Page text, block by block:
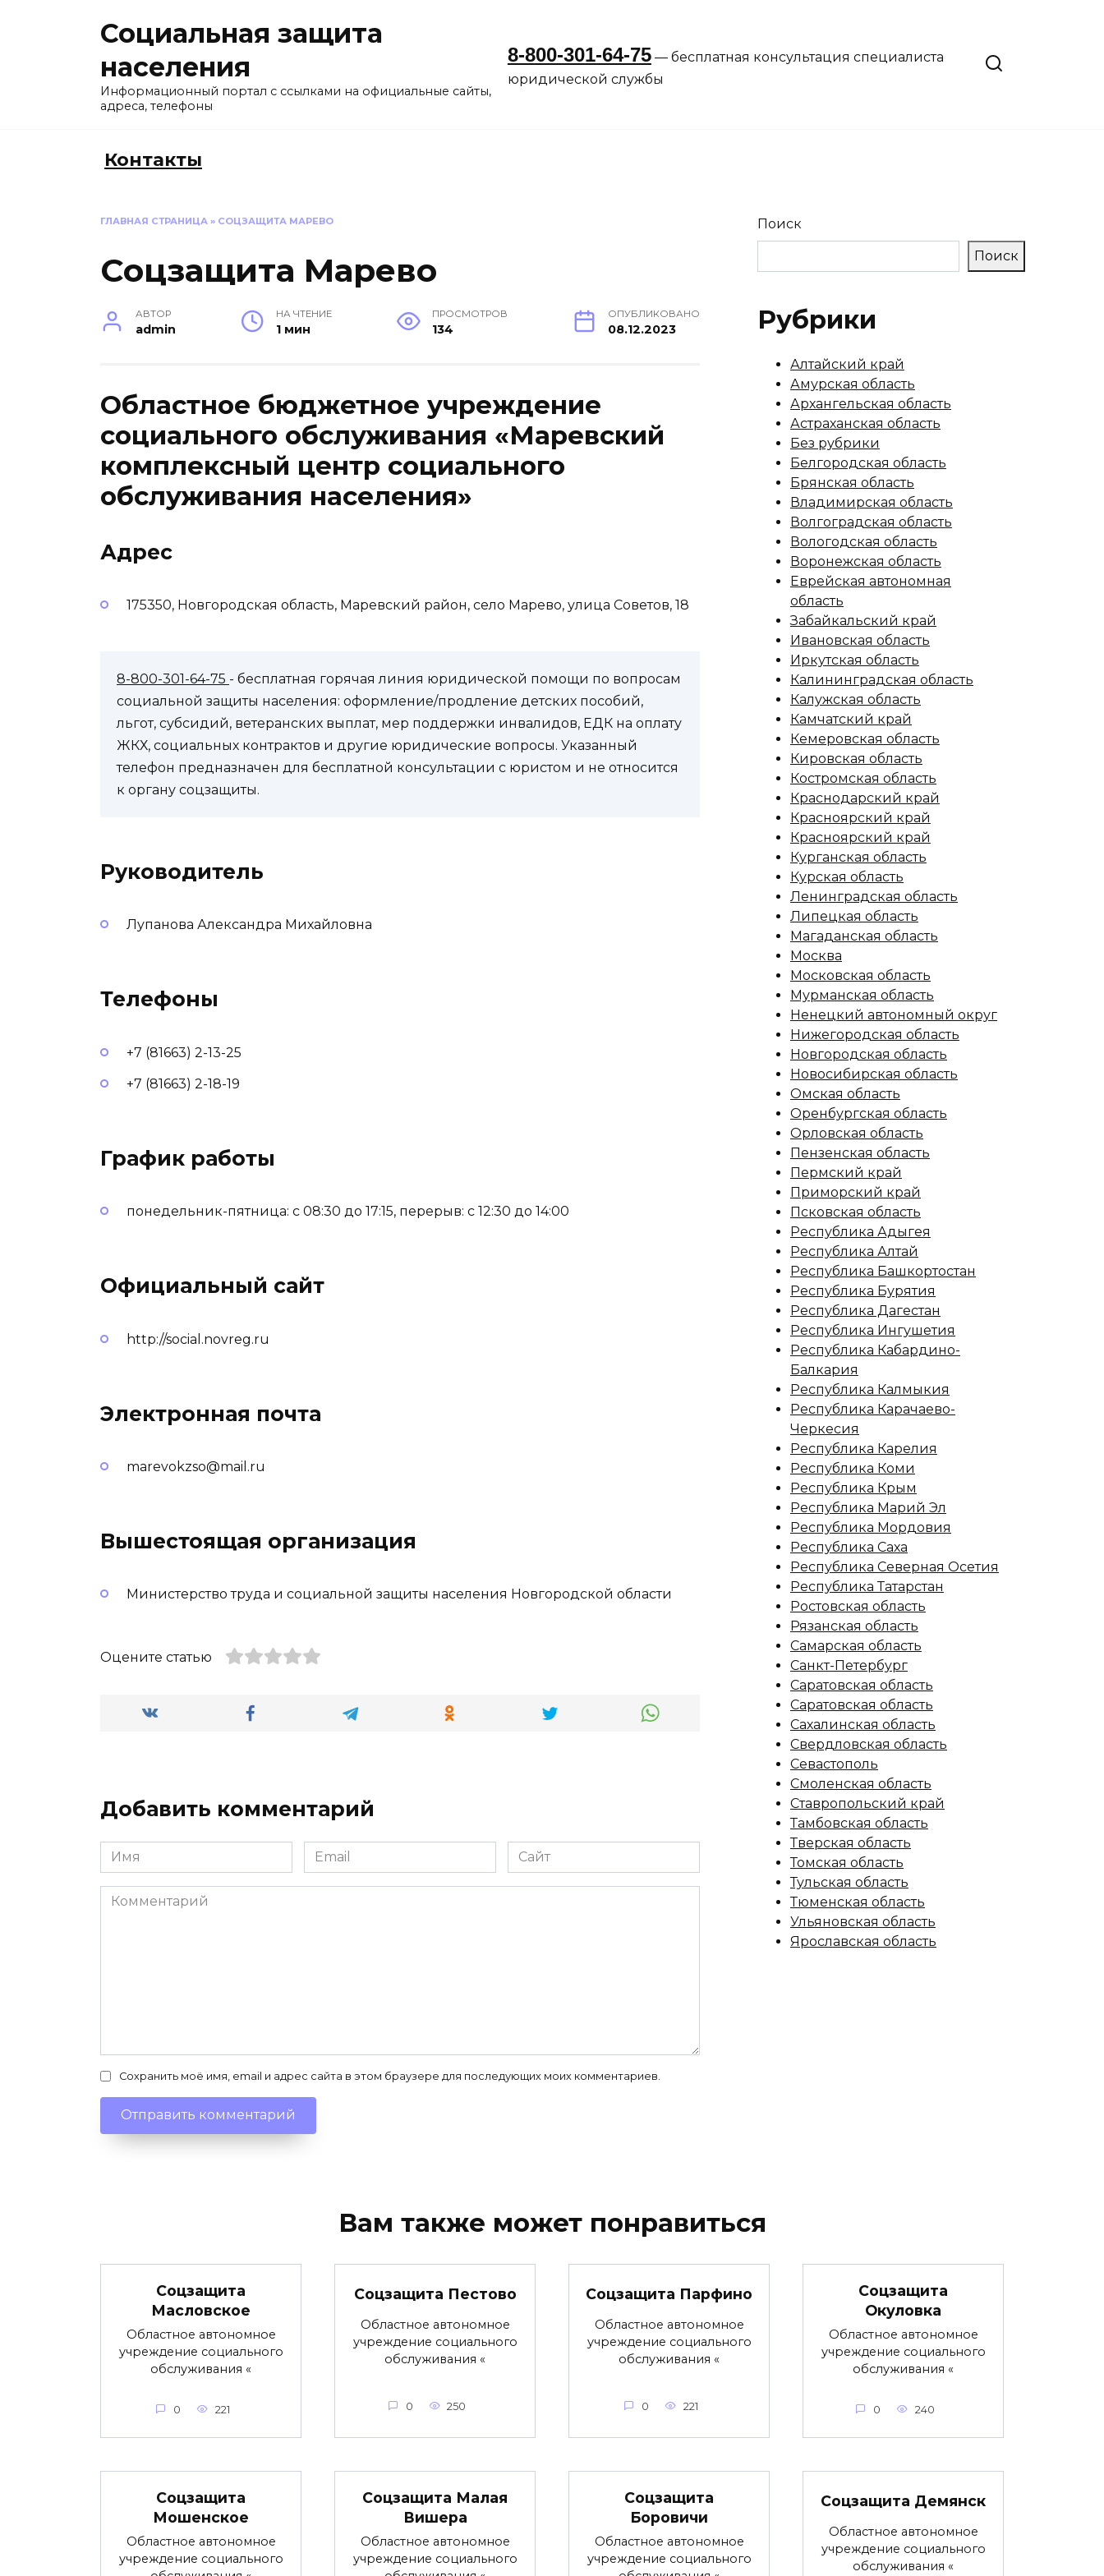
Социальная защита
населения
Информационный портал с ссылками на официальные сайты,
адреса, телефоны
8-800-301-64-75— бесплатная консультация специалиста
юридической службы
Контакты
ГЛАВНАЯ СТРАНИЦА » СОЦЗАЩИТА МАРЕВО
Соцзащита Марево
АВТОР
admin
НА ЧТЕНИЕ
1 мин
ПРОСМОТРОВ
134
ОПУБЛИКОВАНО
08.12.2023
Областное бюджетное учреждение
социального обслуживания «Маревский
комплексный центр социального
обслуживания населения»
Адрес
175350, Новгородская область, Маревский район, село Марево, улица Советов, 18
8-800-301-64-75 - бесплатная горячая линия юридической помощи по вопросам
социальной защиты населения: оформление/продление детских пособий,
льгот, субсидий, ветеранских выплат, мер поддержки инвалидов, ЕДК на оплату
ЖКХ, социальных контрактов и другие юридические вопросы. Указанный
телефон предназначен для бесплатной консультации с юристом и не относится
к органу соцзащиты.
Руководитель
Лупанова Александра Михайловна
Телефоны
+7 (81663) 2-13-25
+7 (81663) 2-18-19
График работы
понедельник-пятница: с 08:30 до 17:15, перерыв: с 12:30 до 14:00
Официальный сайт
http://social.novreg.ru
Электронная почта
marevokzso@mail.ru
Вышестоящая организация
Министерство труда и социальной защиты населения Новгородской области
Оцените статью
Добавить комментарий
Имя
*
Email
*
Сайт
Комментарий
Сохранить моё имя, email и адрес сайта в этом браузере для последующих моих комментариев.
Поиск
Поиск
Рубрики
Алтайский край
Амурская область
Архангельская область
Астраханская область
Без рубрики
Белгородская область
Брянская область
Владимирская область
Волгоградская область
Вологодская область
Воронежская область
Еврейская автономная
область
Забайкальский край
Ивановская область
Иркутская область
Калининградская область
Калужская область
Камчатский край
Кемеровская область
Кировская область
Костромская область
Краснодарский край
Красноярский край
Красноярский край
Курганская область
Курская область
Ленинградская область
Липецкая область
Магаданская область
Москва
Московская область
Мурманская область
Ненецкий автономный округ
Нижегородская область
Новгородская область
Новосибирская область
Омская область
Оренбургская область
Орловская область
Пензенская область
Пермский край
Приморский край
Псковская область
Республика Адыгея
Республика Алтай
Республика Башкортостан
Республика Бурятия
Республика Дагестан
Республика Ингушетия
Республика Кабардино-
Балкария
Республика Калмыкия
Республика Карачаево-
Черкесия
Республика Карелия
Республика Коми
Республика Крым
Республика Марий Эл
Республика Мордовия
Республика Саха
Республика Северная Осетия
Республика Татарстан
Ростовская область
Рязанская область
Самарская область
Санкт-Петербург
Саратовская область
Саратовская область
Сахалинская область
Свердловская область
Севастополь
Смоленская область
Ставропольский край
Тамбовская область
Тверская область
Томская область
Тульская область
Тюменская область
Ульяновская область
Ярославская область
Вам также может понравиться
Соцзащита
Масловское
Областное автономное
учреждение социального
обслуживания «
0 221
Соцзащита Пестово
Областное автономное
учреждение социального
обслуживания «
0 250
Соцзащита Парфино
Областное автономное
учреждение социального
обслуживания «
0 221
Соцзащита
Окуловка
Областное автономное
учреждение социального
обслуживания «
0 240
Соцзащита
Мошенское
Областное автономное
учреждение социального
Соцзащита Малая
Вишера
Областное автономное
учреждение социального
Соцзащита
Боровичи
Областное автономное
учреждение социального
Соцзащита Демянск
Областное автономное
учреждение социального
обслуживания «